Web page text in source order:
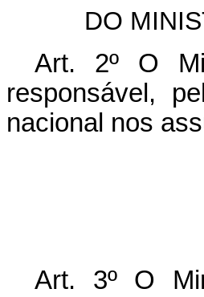
DO
Art. 2º O
responsável,
nacional nos
Art. 3º O